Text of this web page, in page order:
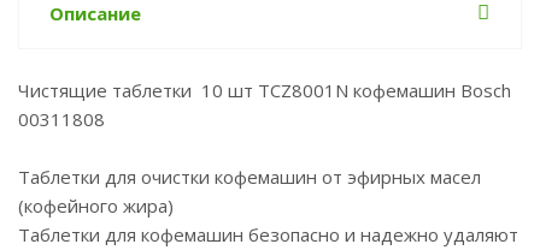
Описание
Чистящие таблетки 10 шт TCZ8001N кофемашин Bosch
00311808
Таблетки для очистки кофемашин от эфирных масел
(кофейного жира)
Таблетки для кофемашин безопасно и надежно удаляют